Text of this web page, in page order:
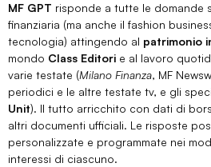
MF GPT risponde a tutte le domande
finanziaria (ma anche il fashion
tecnologia) attingendo al patrimonio
mondo Class Editori e al lavoro
varie testate (Milano Finanza, MF
periodici e le altre testate tv, e gli
Unit). Il tutto arricchito con dati di
altri documenti ufficiali. Le risposte
personalizzate e programmate nei
interessi di ciascuno.